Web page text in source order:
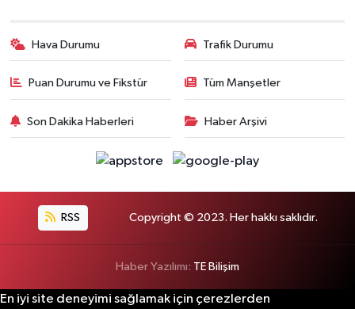
Hava Durumu Trafik Durumu
Puan Durumu ve Fikstür Tüm Manşetler
Son Dakika Haberleri Haber Arşivi
RSS Copyright © 2023. Her hakkı saklıdır.
Haber Yazılımı: TE Bilişim
En iyi site deneyimi sağlamak için çerezlerden